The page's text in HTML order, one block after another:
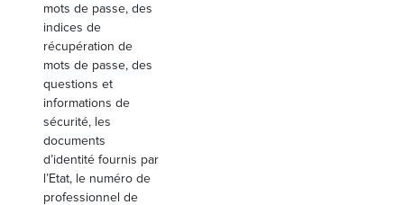
mots de passe, des
indices de
récupération de
mots de passe, des
questions et
informations de
sécurité, les
documents
d’identité fournis par
l’Etat, le numéro de
professionnel de